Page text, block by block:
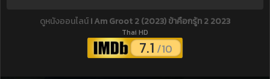
ดูหนังออนไลน์I Am Groot 2 (2023) ข้าคือกรู้ท 2 2023
Thai HD
7.1 /10